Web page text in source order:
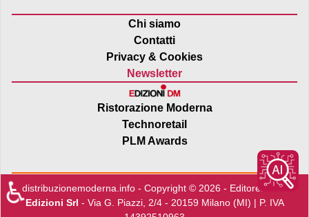
Chi siamo
Contatti
Privacy & Cookies
Newsletter
Ristorazione Moderna
Technoretail
PLM Awards
distribuzionemoderna.info - Copyright © 2026 - Editore:Edra
Edizioni Srl - Via G. Piazzi, 2/4 - 20159 Milano (MI) | P. IVA